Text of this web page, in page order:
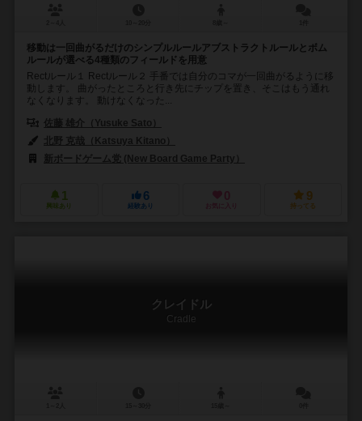
移動は一回曲がるだけのシンプルルールアブストラクトルールとボム
ルールが選べる4種類のフィールドを用意
Rectルール１ Rectルール２ 手番では自分のコマが一回曲がるように移
動します。 曲がったところと行き先にチップを置き、そこはもう通れ
なくなります。 動けなくなった...
佐藤 雄介（Yusuke Sato）
北野 克哉（Katsuya Kitano）
新ボードゲーム党 (New Board Game Party）
1
興味あり
6
経験あり
0
お気に入り
9
持ってる
クレイドル
Cradle